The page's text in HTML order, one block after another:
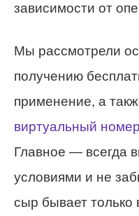
зависимости от
Мы рассмотрели
получению
применение, а
виртуальный
Главное — всегда
условиями и не
сыр бывает